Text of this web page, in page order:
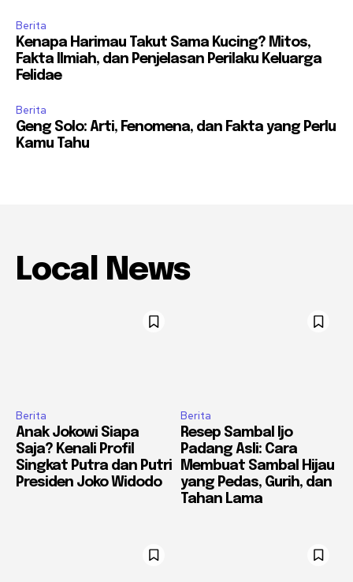
Berita
Kenapa Harimau Takut Sama Kucing? Mitos,
Fakta Ilmiah, dan Penjelasan Perilaku Keluarga
Felidae
Berita
Geng Solo: Arti, Fenomena, dan Fakta yang Perlu
Kamu Tahu
Local News
Berita
Anak Jokowi Siapa
Saja? Kenali Profil
Singkat Putra dan Putri
Presiden Joko Widodo
Berita
Resep Sambal Ijo
Padang Asli: Cara
Membuat Sambal Hijau
yang Pedas, Gurih, dan
Tahan Lama